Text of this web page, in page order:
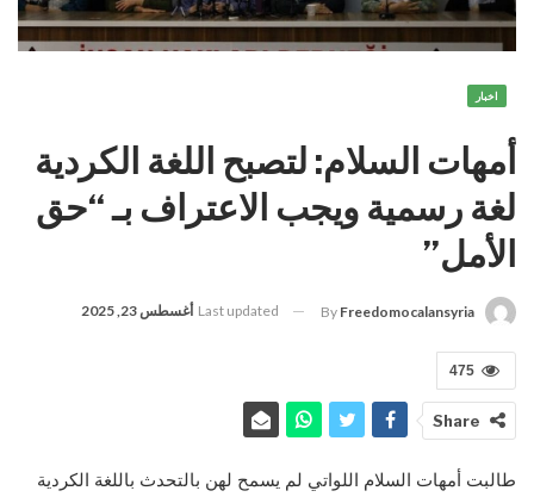
اخبار
أمهات السلام: لتصبح اللغة الكردية
لغة رسمية ويجب الاعتراف بـ “حق
الأمل”
By Freedomocalansyria
Last updated أغسطس 23, 2025
475
Share
طالبت أمهات السلام اللواتي لم يسمح لهن بالتحدث باللغة الكردية